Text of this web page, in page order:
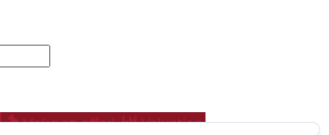
Make an offer!
Valuation